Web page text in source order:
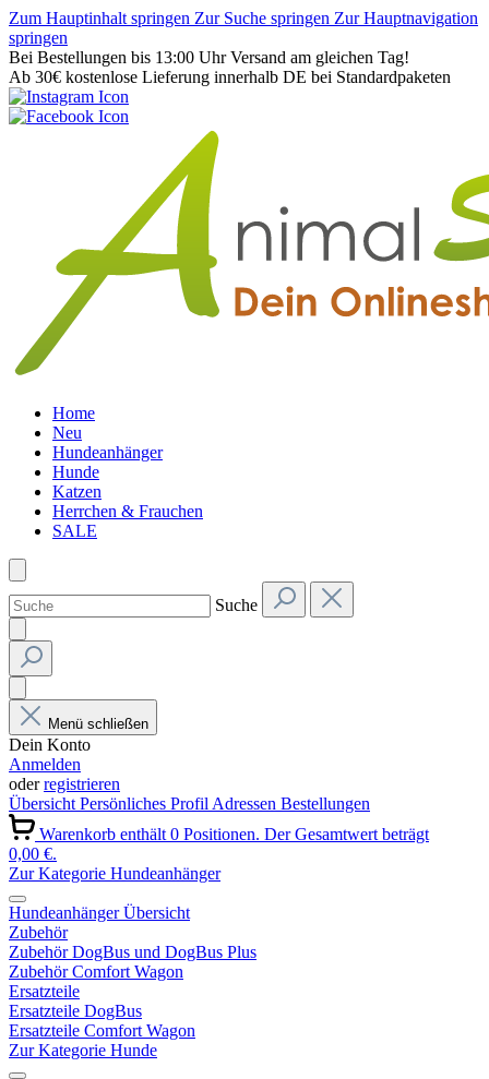
Zum Hauptinhalt springen Zur Suche springen Zur Hauptnavigation
springen
Bei Bestellungen bis 13:00 Uhr Versand am gleichen Tag!
Ab 30€ kostenlose Lieferung innerhalb DE bei Standardpaketen
Home
Neu
Hundeanhänger
Hunde
Katzen
Herrchen & Frauchen
SALE
Suche
Menü schließen
Dein Konto
Anmelden
oderregistrieren
ÜbersichtPersönliches ProfilAdressen Bestellungen
Warenkorb enthält 0 Positionen. Der Gesamtwert beträgt
0,00 €.
Zur Kategorie Hundeanhänger
Hundeanhänger Übersicht
Zubehör
Zubehör DogBus und DogBus Plus
Zubehör Comfort Wagon
Ersatzteile
Ersatzteile DogBus
Ersatzteile Comfort Wagon
Zur Kategorie Hunde